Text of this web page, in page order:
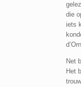
die
iets
Net
Het